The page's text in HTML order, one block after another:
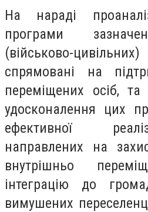
На нараді
програми
(військово-цивільних)
спрямовані на
переміщених осіб,
удосконалення цих
ефективної
направлених на
внутрішньо
інтеграцію до
вимушених